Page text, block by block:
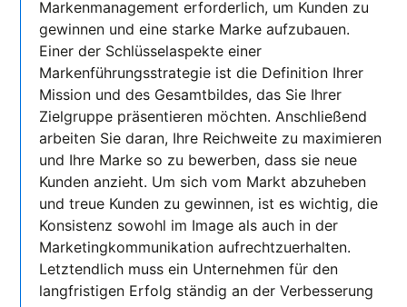
Markenmanagement erforderlich, um Kunden zu
gewinnen und eine starke Marke aufzubauen.
Einer der Schlüsselaspekte einer
Markenführungsstrategie ist die Definition Ihrer
Mission und des Gesamtbildes, das Sie Ihrer
Zielgruppe präsentieren möchten. Anschließend
arbeiten Sie daran, Ihre Reichweite zu maximieren
und Ihre Marke so zu bewerben, dass sie neue
Kunden anzieht. Um sich vom Markt abzuheben
und treue Kunden zu gewinnen, ist es wichtig, die
Konsistenz sowohl im Image als auch in der
Marketingkommunikation aufrechtzuerhalten.
Letztendlich muss ein Unternehmen für den
langfristigen Erfolg ständig an der Verbesserung